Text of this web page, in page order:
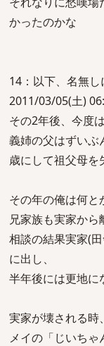
かったのかな
14：以下、名無し
2011/03/05(土)
その2年後、今度
義姉の父はずいぶ
歳にして祖父母を
その年の俺は何と
兄家族も実家か
相談の結果実家(
に出し、
半年後には更地に
実家が壊される時
メイの「じいち